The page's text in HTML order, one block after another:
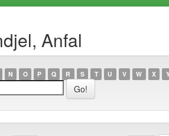
Anfal
N O P Q R S T U V W X